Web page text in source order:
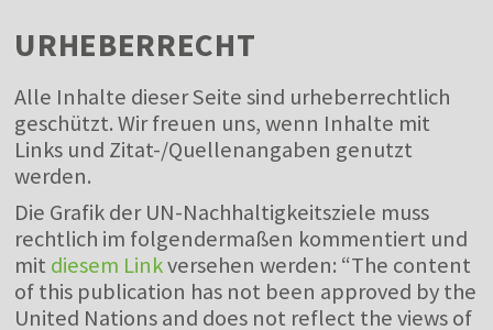
URHEBERRECHT
Alle Inhalte dieser Seite sind urheberrechtlich
geschützt. Wir freuen uns, wenn Inhalte mit
Links und Zitat-/Quellenangaben genutzt
werden.
Die Grafik der UN-Nachhaltigkeitsziele muss
rechtlich im folgendermaßen kommentiert und
mit diesem Linkversehen werden: “The content
of this publication has not been approved by the
United Nations and does not reflect the views of